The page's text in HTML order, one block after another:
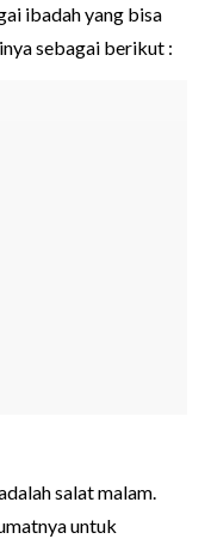
ibadah yang bisa
sebagai berikut :
salat malam.
untuk